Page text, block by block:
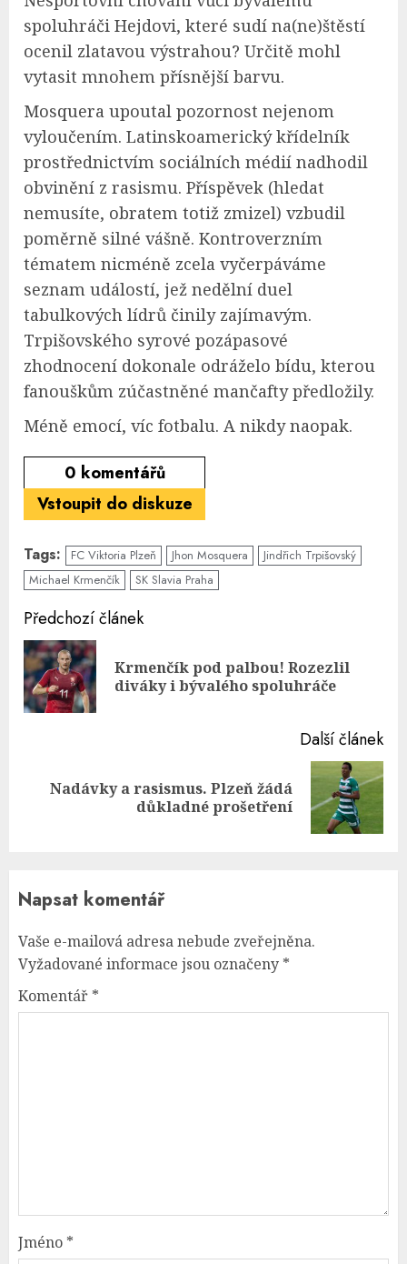
spoluhráči Hejdovi, které sudí na(ne)štěstí
ocenil zlatavou výstrahou? Určitě mohl
vytasit mnohem přísnější barvu.
Mosquera upoutal pozornost nejenom
vyloučením. Latinskoamerický křídelník
prostřednictvím sociálních médií nadhodil
obvinění z rasismu. Příspěvek (hledat
nemusíte, obratem totiž zmizel) vzbudil
poměrně silné vášně. Kontroverzním
tématem nicméně zcela vyčerpáváme
seznam událostí, jež nedělní duel
tabulkových lídrů činily zajímavým.
Trpišovského syrové pozápasové
zhodnocení dokonale odráželo bídu, kterou
fanouškům zúčastněné mančafty předložily.
Méně emocí, víc fotbalu. A nikdy naopak.
0 komentářů
Vstoupit do diskuze
Tags: FC Viktoria Plzeň Jhon Mosquera
Jindřich Trpišovský
Michael Krmenčík
SK Slavia Praha
Continue
Reading
Předchozí článek
Krmenčík pod palbou! Rozezlil
diváky i bývalého spoluhráče
Další článek
NextNadávky a rasismus. Plzeň žádá
důkladné prošetření
Napsat komentář
Vaše e-mailová adresa nebude zveřejněna.
Vyžadované informace jsou označeny *
Komentář *
Jméno *